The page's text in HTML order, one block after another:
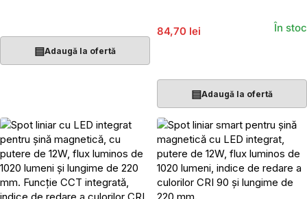
▤Adaugă la ofertă
84,70 lei În stoc
▤Adaugă la ofertă